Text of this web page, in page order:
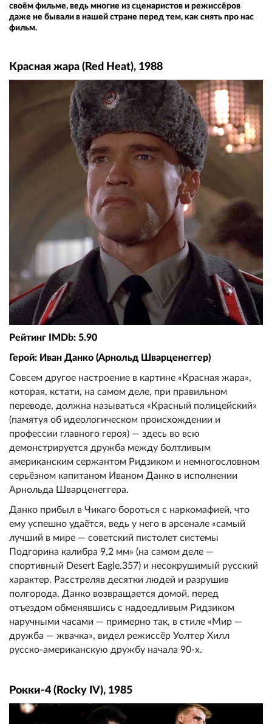
своём фильме, ведь многие из сценаристов и режиссёров
даже не бывали в нашей стране перед тем, как снять про нас
фильм.
Красная жара (Red Heat), 1988
Рейтинг IMDb: 5.90
Герой: Иван Данко (Арнольд Шварценеггер)
Совсем другое настроение в картине «Красная жара»,
которая, кстати, на самом деле, при правильном
переводе, должна называться «Красный полицейский»
(памятуя об идеологическом происхождении и
профессии главного героя) — здесь во всю
демонстрируется дружба между болтливым
американским сержантом Ридзиком и немногословном
серьёзном капитаном Иваном Данко в исполнении
Арнольда Шварценеггера.
Данко прибыл в Чикаго бороться с наркомафией, что
ему успешно удаётся, ведь у него в арсенале «самый
лучший в мире — советский пистолет системы
Подгорина калибра 9,2 мм» (на самом деле —
спортивный Desert Eagle.357) и несокрушимый русский
характер. Расстреляв десятки людей и разрушив
полгорода, Данко возвращается домой, перед
отъездом обменявшись с надоедливым Ридзиком
наручными часами — примерно так, в стиле «Мир —
дружба — жвачка», видел режиссёр Уолтер Хилл
русско-американскую дружбу начала 90-х.
Рокки-4 (Rocky IV), 1985